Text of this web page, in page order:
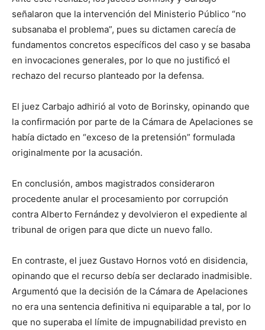
señalaron que la intervención del Ministerio Público “no
subsanaba el problema”, pues su dictamen carecía de
fundamentos concretos específicos del caso y se basaba
en invocaciones generales, por lo que no justificó el
rechazo del recurso planteado por la defensa.
El juez Carbajo adhirió al voto de Borinsky, opinando que
la confirmación por parte de la Cámara de Apelaciones se
había dictado en “exceso de la pretensión” formulada
originalmente por la acusación.
En conclusión, ambos magistrados consideraron
procedente anular el procesamiento por corrupción
contra Alberto Fernández y devolvieron el expediente al
tribunal de origen para que dicte un nuevo fallo.
En contraste, el juez Gustavo Hornos votó en disidencia,
opinando que el recurso debía ser declarado inadmisible.
Argumentó que la decisión de la Cámara de Apelaciones
no era una sentencia definitiva ni equiparable a tal, por lo
que no superaba el límite de impugnabilidad previsto en